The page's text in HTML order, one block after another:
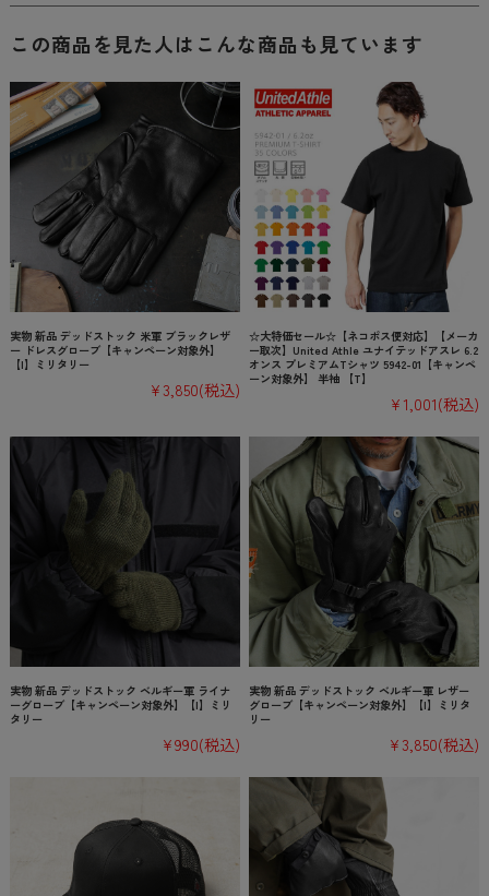
この商品を見た人はこんな商品も見ています
実物 新品 デッドストック 米軍 ブラックレザ
ー ドレスグローブ【キャンペーン対象外】
【I】ミリタリー
¥3,850(税込)
☆大特価セール☆【ネコポス便対応】【メーカ
ー取次】United Athle ユナイテッドアスレ 6.2
オンス プレミアムTシャツ 5942-01【キャンペ
ーン対象外】 半袖 【T】
¥1,001(税込)
実物 新品 デッドストック ベルギー軍 ライナ
ーグローブ【キャンペーン対象外】【I】ミリ
タリー
¥990(税込)
実物 新品 デッドストック ベルギー軍 レザー
グローブ【キャンペーン対象外】【I】ミリタ
リー
¥3,850(税込)